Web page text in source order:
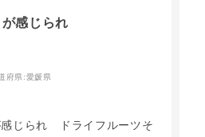
が感じられ
府県:愛媛県
感じられ ドライフルーツそ